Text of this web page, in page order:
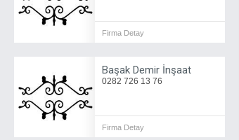
Firma Detay
Başak Demir İnşaat
0282 726 13 76
Firma Detay